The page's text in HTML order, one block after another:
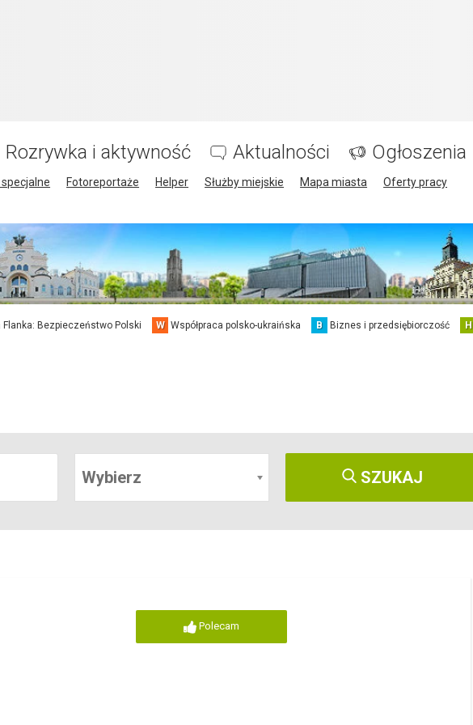
Rozrywka i aktywność Aktualności Ogłoszenia
Fotoreportaże Helper Służby miejskie Mapa miasta
Oferty pracy
Bezpieczeństwo Polski W Współpraca polsko-ukraińska B Biznes i przedsiębiorczość H
Wybierz SZUKAJ
Polecam